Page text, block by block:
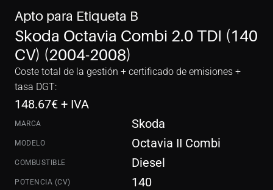
Apto para Etiqueta B
Skoda Octavia Combi 2.0 TDI (140
CV) (2004-2008)
Coste total de la gestión + certificado de emisiones +
tasa DGT:
148.67€ + IVA
MARCA Skoda
MODELO Octavia II Combi
COMBUSTIBLE Diesel
POTENCIA (CV) 140